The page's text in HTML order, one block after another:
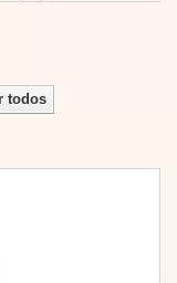
todos